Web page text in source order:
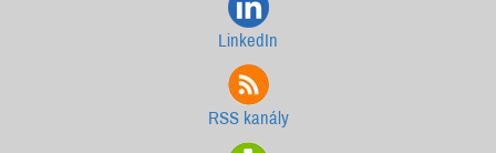
LinkedIn
RSS kanály